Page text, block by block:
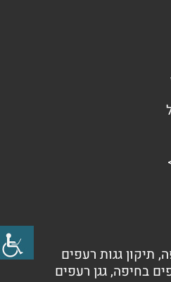
, תיקון גגות רעפים
בחיפה,גגן רעפים